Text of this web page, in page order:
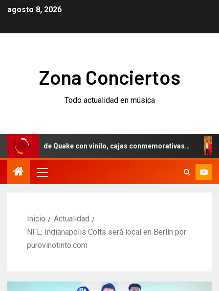
agosto 8, 2026
Zona Conciertos
Todo actualidad en música
de Quake con vinilo, cajas conmemorativas…
Inicio
Actualidad
NFL: Indianapolis Colts será local en Berlín por
purovinotinto.com